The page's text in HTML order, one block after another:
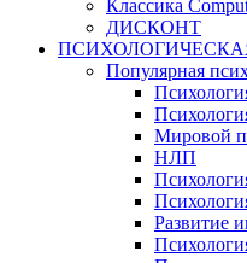
Классика
ДИСКОНТ
Популярная
Мировой
НЛП
Развитие